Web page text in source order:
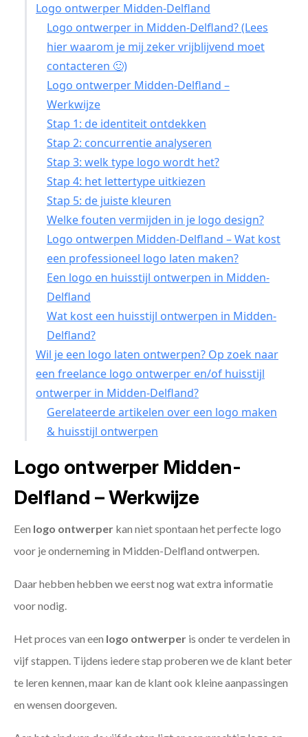
Logo ontwerper Midden-Delfland
Logo ontwerper in Midden-Delfland? (Lees
hier waarom je mij zeker vrijblijvend moet
contacteren 🙂)
Logo ontwerper Midden-Delfland –
Werkwijze
Stap 1: de identiteit ontdekken
Stap 2: concurrentie analyseren
Stap 3: welk type logo wordt het?
Stap 4: het lettertype uitkiezen
Stap 5: de juiste kleuren
Welke fouten vermijden in je logo design?
Logo ontwerpen Midden-Delfland – Wat kost
een professioneel logo laten maken?
Een logo en huisstijl ontwerpen in Midden-
Delfland
Wat kost een huisstijl ontwerpen in Midden-
Delfland?
Wil je een logo laten ontwerpen? Op zoek naar
een freelance logo ontwerper en/of huisstijl
ontwerper in Midden-Delfland?
Gerelateerde artikelen over een logo maken
& huisstijl ontwerpen
Logo ontwerper Midden-
Delfland – Werkwijze
Een logo ontwerper kan niet spontaan het perfecte logo
voor je onderneming in Midden-Delfland ontwerpen.
Daar hebben hebben we eerst nog wat extra informatie
voor nodig.
Het proces van een logo ontwerper is onder te verdelen in
vijf stappen. Tijdens iedere stap proberen we de klant beter
te leren kennen, maar kan de klant ook kleine aanpassingen
en wensen doorgeven.